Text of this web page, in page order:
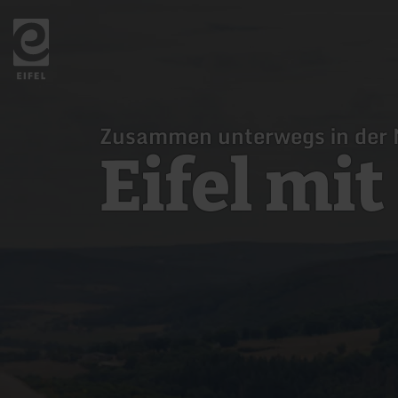
Zurück
zur
Startseite
Zusammen unterwegs in der
Eifel